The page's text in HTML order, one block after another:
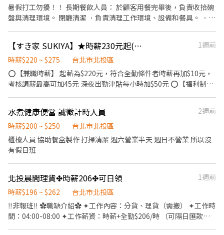
暑假打工勿擾！！ 長期餐飲人員： 於顧客用餐完畢後，負責收拾碗
盤與清理環境。 閉廳清潔 ．負責清理工作環境、設備和餐具。 ．
【すき家 SUKIYA】★時薪230元起(含全勤)★新北投站前店
1週前
時薪$220 ~ $275
台北市北投區
⭕【兼職時薪】 起薪為$220元，符合全勤條件者時薪再加$10元，
考核調薪最高可加45元 深夜出勤津貼每小時加$50元 ⭕【福利制
健檢 ★勞保、健保，6％勞退提撥 ⭕【工作說明】 《內場》:餐點製
作、食材備料、進貨盤點 《外場》:接待服務顧客、收銀結帳、環境
整潔 ★開朗活潑有笑容 ★ＳＯＰ專業流程 ★無經驗可 ★提供完善
職前教育訓練 ⭕【經營理念】 我們是日本第一的速食連鎖ZENSHO
現作提供美味可口的日本國民美食-牛丼/咖哩，並以舒適衛生的用
餐環境、熱情用心的服務態度、平實親民的誠懇價格，強調食品安
受用餐的樂趣。
水煮健康便當 誠徵計時人員
2週前
時薪$200 ~ $250
台北市北投區
櫃檯人員 協助餐盒製作 打掃清潔 週六營業半天 週日不營業 所以沒
有假日班
北投晨間理貨✤時薪206✤可日領
1週前
時薪$196 ~ $262
台北市北投區
‼️非報班‼️ ✿職缺介紹✿ ✦工作內容：分貨、理貨（需搬） ✦工作時
間：04:00-08:00 ✦工作薪資：時薪+全勤$206/時 （可隔日匯款